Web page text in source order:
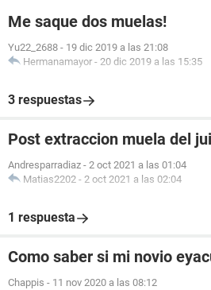
Me saque dos muelas!
Yu22_2688 - 19 dic 2019 a las 21:08
Hermanamayor - 20 dic 2019 a las 15:35
3 respuestas
Post extraccion muela del
Andresparradiaz - 2 oct 2021 a las 01:04
Matias2202 - 2 oct 2021 a las 02:04
1 respuesta
Como saber si mi novio
Chappis - 11 nov 2020 a las 08:12